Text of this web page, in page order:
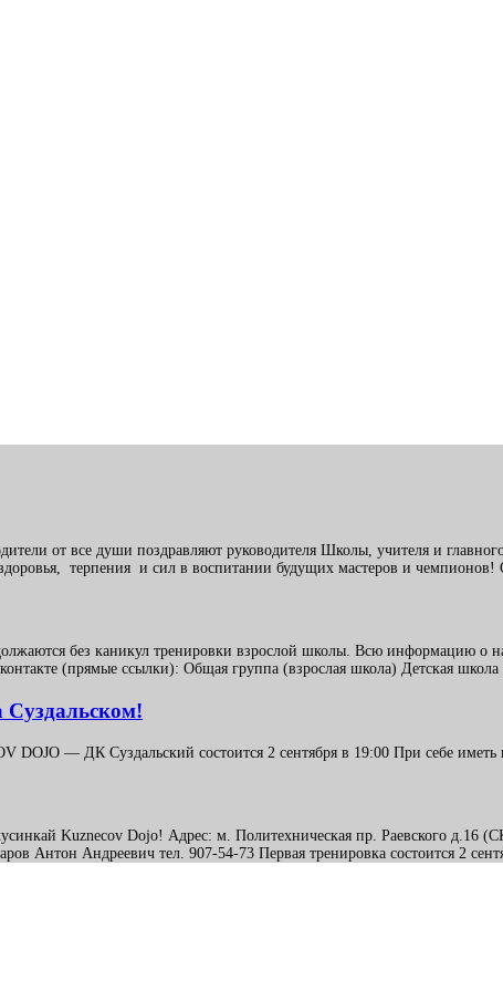
от все души поздравляют руководителя Школы, учителя и
терпения и сил в воспитании будущих мастеров и
без каникул тренировки взрослой школы. Всю информацию
(прямые ссылки): Общая группа (взрослая школа) Детская
Суздальском!
— ДК Суздальский состоится 2 сентября в 19:00 При себе иметь
Kuznecov Dojo! Адрес: м. Политехническая пр. Раевского
Андреевич тел. 907-54-73 Первая тренировка состоится 2